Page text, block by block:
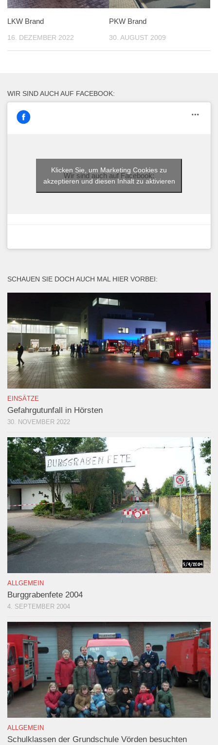
LKW Brand
16. DEZEMBER 2022
PKW Brand
30. AUGUST 2009
WIR SIND AUCH AUF FACEBOOK:
Wir sind auch auf Facebook:
Klicken Sie, um Marketing Cookies zu
akzeptieren und diesen Inhalt zu aktivieren
SCHAUEN SIE DOCH AUCH MAL HIER VORBEI:
EINSÄTZE
Gefahrgutunfall in Hörsten
30. NOVEMBER 2022
ALLGEMEIN
Burggrabenfete 2004
4. SEPTEMBER 2004
ALLGEMEIN
Schulklassen der Grundschule Vörden besuchten